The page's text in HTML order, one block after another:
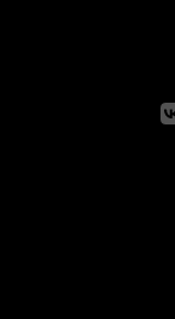
фантастики,
внимание, но
гранью разума' -
года. Итог,